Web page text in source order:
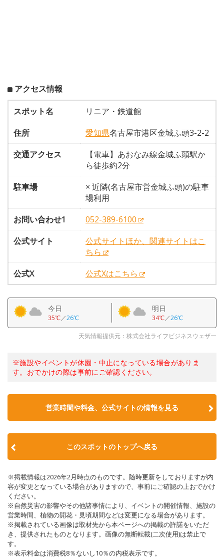
アクセス情報
スポット名
リニア・鉄道館
住所
愛知県名古屋市港区金城ふ頭3-2-2
交通アクセス
【電車】あおなみ線金城ふ頭駅か
ら徒歩約2分
駐車場
× 近隣(名古屋市営金城ふ頭)の駐車
場利用
お問い合わせ1
052-389-6100
公式サイト
公式サイトほか、関連サイトはこ
ちら
公式X
公式Xはこちら
今日
35℃／26℃
明日
34℃／26℃
天気情報提供元：株式会社ライフビジネスウェザー
※施設やイベントが休園・中止になっている場合がありま
す。おでかけの際は事前にご確認ください。
営業時間や料金、公式サイトの情報を見る
このスポットのトップへ戻る
※掲載情報は2026年2月時点のものです。随時更新をしておりますが内
容が変更となっている場合がありますので、事前にご確認の上おでかけ
ください。
※自然災害の影響やその他諸事情により、イベントの開催情報、施設の
営業時間、植物の開花・見頃期間などは変更になる場合があります。
※掲載されている画像は取材先から本ページへの掲載の許諾をいただ
き、提供されたものとなります。画像の無断転載(二次使用)は禁止で
す。
※表示料金は消費税8％ないし10％の内税表示です。